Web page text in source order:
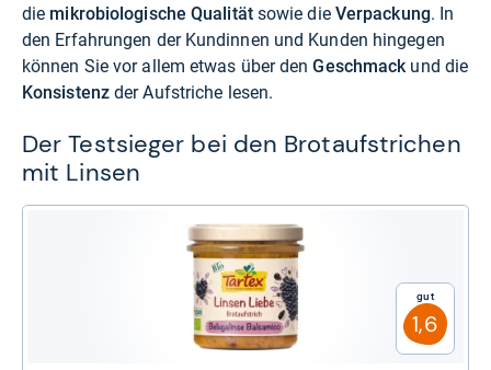
die mikrobiologische Qualitätsowie die Verpackung. In
den Erfahrungen der Kundinnen und Kunden hingegen
können Sie vor allem etwas über denGeschmackund die
Konsistenzder Aufstriche lesen.
Der Testsieger bei den Brotaufstrichen
mit Linsen
Gut
1,6